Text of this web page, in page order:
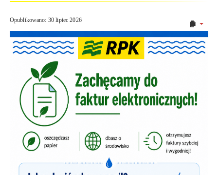
Opublikowano: 30 lipiec 2026